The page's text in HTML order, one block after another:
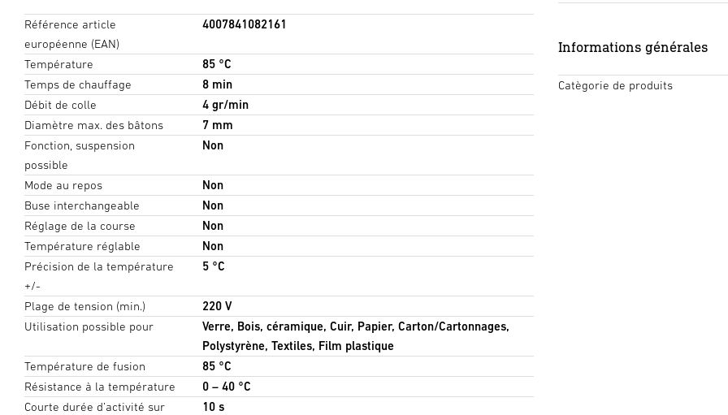
Référence article
européenne (EAN)
4007841082161
Température
85 °C
Temps de chauffage
8 min
Débit de colle
4 gr/min
Diamètre max. des bâtons
7 mm
Fonction, suspension
possible
Non
Mode au repos
Non
Buse interchangeable
Non
Réglage de la course
Non
Température réglable
Non
Précision de la température
+/-
5 °C
Plage de tension (min.)
220 V
Utilisation possible pour
Verre, Bois, céramique, Cuir, Papier, Carton/Cartonnages,
Polystyrène, Textiles, Film plastique
Température de fusion
85 °C
Résistance à la température
0 – 40 °C
Courte durée d’activité sur
10 s
Informations générales
Catègorie de produits